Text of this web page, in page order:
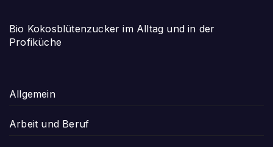
Bio Kokosblütenzucker im Alltag und in der
Profiküche
Allgemein
Arbeit und Beruf